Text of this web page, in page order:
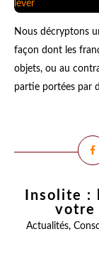
Nous décryptons
façon dont les
objets, ou au
partie portées par
Insolite
votre
Actualités,